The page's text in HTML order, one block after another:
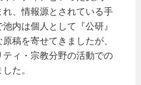
、情報源とされている手
内は個人として『公研』
稿を寄せてきましたが、
ィ・宗教分野の活動での
た。